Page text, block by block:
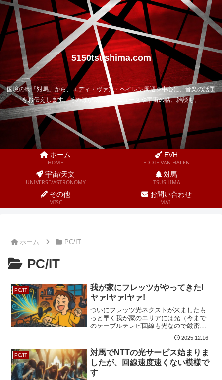
5150tsushima.com
国境の島「対馬」から、エディ・ヴァン・ヘイレン周辺を中心に、音楽の話題
をお伝えします。そのほか気になるニュースや宇宙の話、雑談も。
ホーム
HOME
EVH
EDDIE VAN HALEN
宇宙/天文
UNIVERSE/ASTRONOMY
対馬
TSUSHIMA
その他
MISC
お問い合わせ
MAIL
ホーム PC/IT
PC/IT
PC/IT
我が家にフレッツがやってきた!
ヤァ!ヤァ!ヤァ!
ついにフレッツ光ネクストが来ましたも
っと早く我が家のエリアには光（今まで
のケーブルテレビ回線も光なので厳密に
いうと間違った表現なのですが、今回は
便宜上フレッツ光ネクストを光と呼びま
す）が来ていたのですが、いろいろ事情
がありまして、少し遅れて...
2025.12.16
PC/IT
対馬でNTTの光サービス始まりま
したが、回線速度速くない模様で
す